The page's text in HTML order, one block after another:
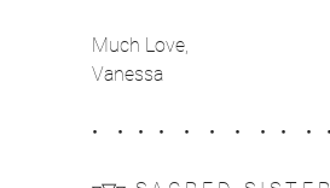
Much Love,
Vanessa
•    •   •   •    •    •    •    •   •    •